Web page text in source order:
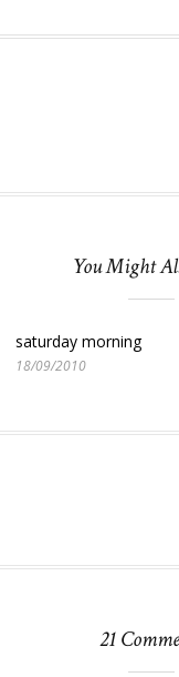
You Might
saturday morning
18/09/2010
21